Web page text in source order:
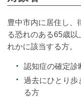
豊中市内に居住し、
る恐れのある65歳
れかに該当する方。
認知症の確定診
過去にひとり歩
る方